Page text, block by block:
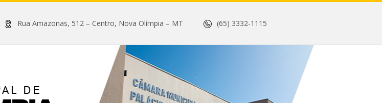
Rua Amazonas, 512 – Centro, Nova Olímpia – MT (65) 3332-1115